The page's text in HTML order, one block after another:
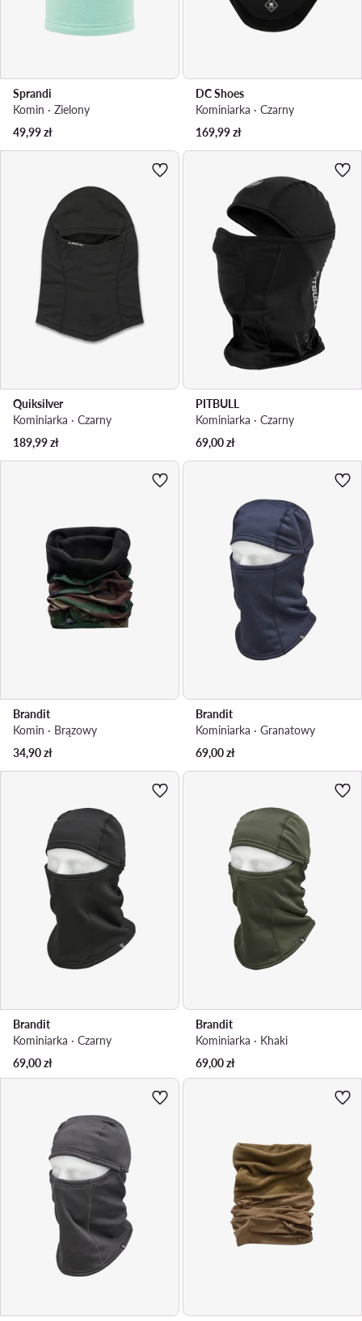
Sprandi
Komin · Zielony
49,99zł
DC Shoes
Kominiarka · Czarny
169,99zł
Quiksilver
Kominiarka · Czarny
189,99zł
PITBULL
Kominiarka · Czarny
69,00zł
Brandit
Komin · Brązowy
34,90zł
Brandit
Kominiarka · Granatowy
69,00zł
Brandit
Kominiarka · Czarny
69,00zł
Brandit
Kominiarka · Khaki
69,00zł